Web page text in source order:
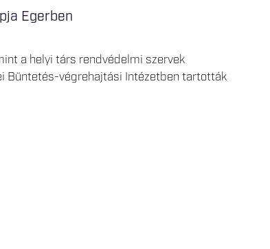
Egerben
a helyi társ rendvédelmi szervek
Büntetés-végrehajtási Intézetben tartották